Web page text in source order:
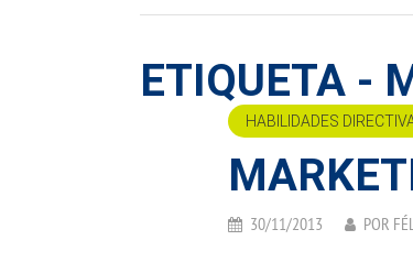
ETIQUETA -
HABILIDADES
30/11/2013 POR